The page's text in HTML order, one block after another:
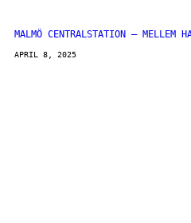
MALMÖ CENTRALSTATION – MELLEM
APRIL 8, 2025